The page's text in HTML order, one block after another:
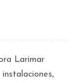
Larimar